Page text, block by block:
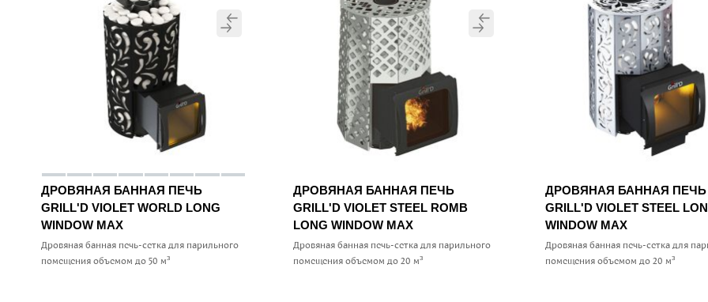
ДРОВЯНАЯ БАННАЯ ПЕЧЬ
GRILL'D VIOLET WORLD LONG
WINDOW MAX
Дровяная банная печь-сетка для парильного
помещения объемом до 50 м³
ДРОВЯНАЯ БАННАЯ ПЕЧЬ
GRILL'D VIOLET STEEL ROMB
LONG WINDOW MAX
Дровяная банная печь-сетка для парильного
помещения объемом до 20 м³
ДРОВЯНАЯ БАННАЯ ПЕЧЬ
GRILL'D VIOLET STEEL
WINDOW MAX
Дровяная банная печь-сетка для
помещения объемом до 20 м³